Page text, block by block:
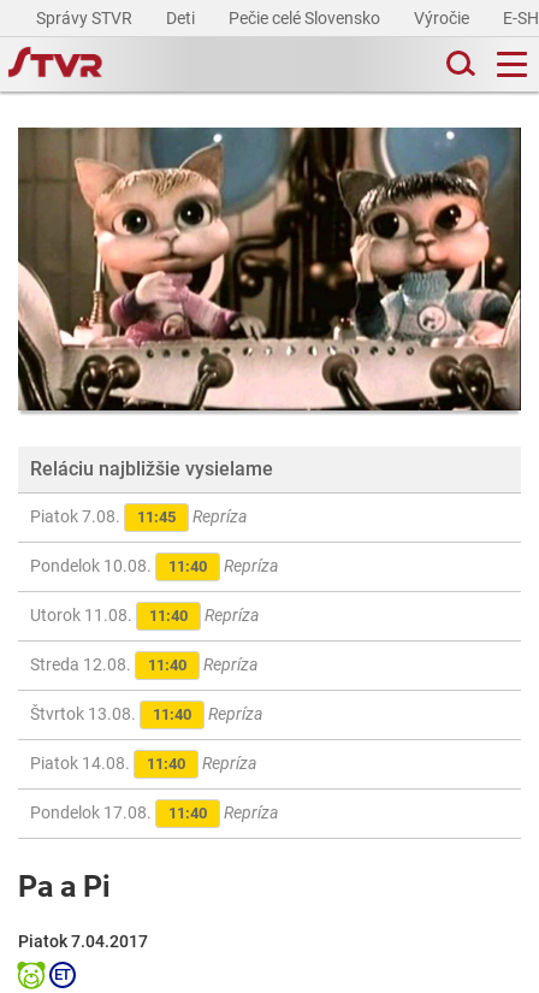
Správy STVR Deti Pečie celé Slovensko Výročie E-
Reláciu najbližšie vysielame
Piatok 7.08. 11:45 Repríza
Pondelok 10.08. 11:40 Repríza
Utorok 11.08. 11:40 Repríza
Streda 12.08. 11:40 Repríza
Štvrtok 13.08. 11:40 Repríza
Piatok 14.08. 11:40 Repríza
Pondelok 17.08. 11:40 Repríza
Pa a Pi
Piatok 7.04.2017